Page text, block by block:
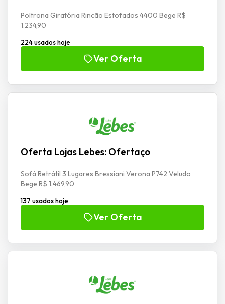
Poltrona Giratória Rincão Estofados 4400 Bege R$
1.234,90
224 usados hoje
Ver Oferta
Oferta Lojas Lebes: Ofertaço
Sofá Retrátil 3 Lugares Bressiani Verona P742 Veludo
Bege R$ 1.469,90
137 usados hoje
Ver Oferta